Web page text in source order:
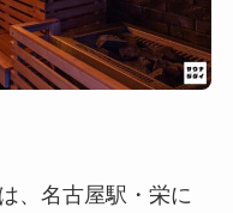
、名古屋駅・栄に